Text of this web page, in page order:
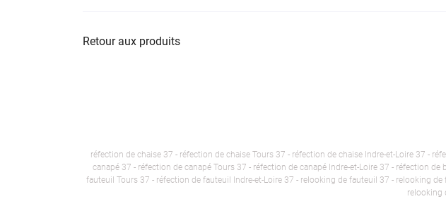
Retour aux produits
réfection de chaise 37 - réfection de chaise Tours 37 - réfection de chaise Indre-et-Loire 37 -
canapé 37 - réfection de canapé Tours 37 - réfection de canapé Indre-et-Loire 37 - réfection
fauteuil Tours 37 - réfection de fauteuil Indre-et-Loire 37 - relooking de fauteuil 37 - relooking
relooking